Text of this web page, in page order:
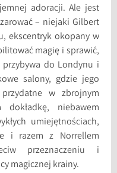
adoracji. Ale jest
– niejaki Gilbert
ekscentryk okopany w
magię i sprawić,
do Londynu i
salony, gdzie jego
w zbrojnym
niebawem
umiejętnościach,
i razem z Norrellem
przeznaczeniu i
magicznej krainy.